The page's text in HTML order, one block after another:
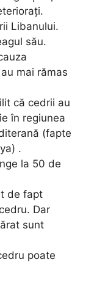
Libanului.
său.
mai rămas
că cedrii au
în regiunea
(fapte
.
la 50 de
de fapt
Dar
sunt
poate